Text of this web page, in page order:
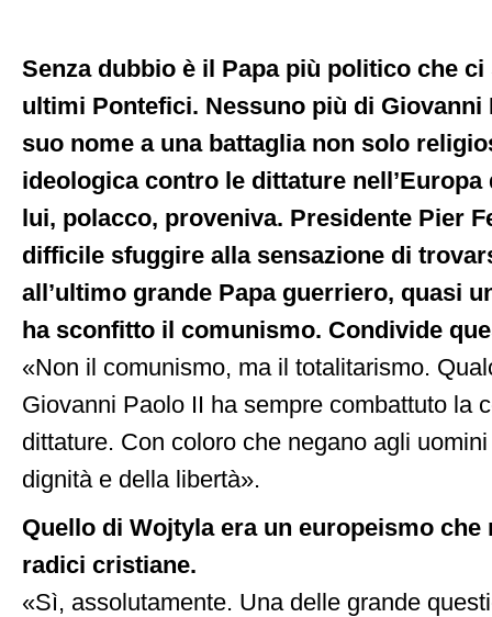
Senza dubbio è il Papa più politico che
ultimi Pontefici. Nessuno più di Giovanni
suo nome a una battaglia non solo
ideologica contro le dittature nell’Europa
lui, polacco, proveniva. Presidente Pier
difficile sfuggire alla sensazione di
all’ultimo grande Papa guerriero, quasi
ha sconfitto il comunismo. Condivide
«Non il comunismo, ma il totalitarismo.
Giovanni Paolo II ha sempre combattuto la
dittature. Con coloro che negano agli
dignità e della libertà».
Quello di Wojtyla era un europeismo che
radici cristiane.
«Sì, assolutamente. Una delle grande